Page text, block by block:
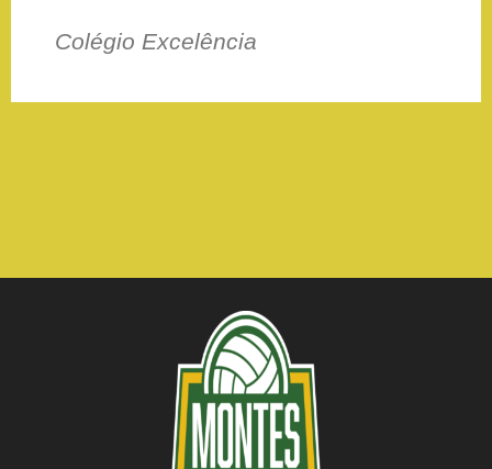
Colégio Excelência